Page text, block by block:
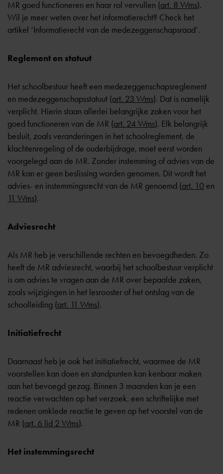
MR goed functioneren en haar rol vervullen (art. 8 Wms).
Wil je meer weten over het informatierecht? Check het
artikel ‘Informatierecht van de medezeggenschapsraad’.
Reglement en statuut
Het schoolbestuur heeft een medezeggenschapsreglement
en medezeggenschapsstatuut (art. 23 Wms). Dat is namelijk
verplicht. Hierin staan allerlei belangrijke zaken voor het
goed functioneren van de MR (art. 24 Wms). Elk belangrijk
besluit, zoals veranderingen in het schoolreglement, de
klachtenregeling of de ouderbijdrage, moet eerst worden
voorgelegd aan de MR. Zonder instemming of advies van de
MR kan er geen beslissing worden genomen. Dit wordt het
advies- en instemmingsrecht van de MR genoemd (art. 10 en
11 Wms).
Adviesrecht
Als MR heb je verschillende rechten en bevoegdheden. Zo
heeft de MR adviesrecht, waarbij het schoolbestuur verplicht
is om advies te vragen aan de MR over bepaalde zaken,
zoals wijzigingen in het lesrooster of het ontslag van de
schoolleiding (art. 11 Wms).
Initiatiefrecht
Daarnaast heb je ook het initiatiefrecht, waarmee de MR
voorstellen kan doen en standpunten kan kenbaar maken
aan het bevoegd gezag. Binnen 3 maanden kan je een
reactie verwachten op het verzoek. een schriftelijke met
redenen omklede reactie te geven op het voorstel van de
MR (art. 6 lid 2 Wms).
Het instemmingsrecht